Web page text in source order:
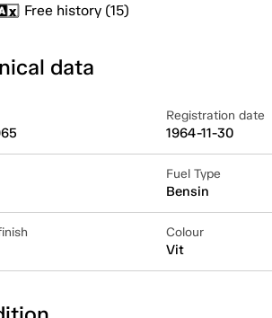
Free history (15)
data
Registration date
1964-11-30
Fuel Type
Bensin
Colour
Vit